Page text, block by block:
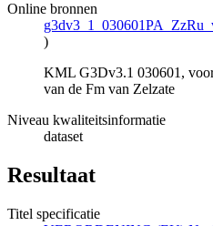
Online bronnen
)
KML G3Dv3.1 030601,
van de Fm van Zelzate
Niveau kwaliteitsinformatie
dataset
Resultaat
Titel specificatie